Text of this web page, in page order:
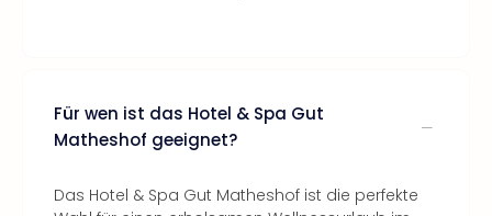
Für wen ist das Hotel & Spa Gut
Matheshof geeignet?
Das Hotel & Spa Gut Matheshof ist die perfekte